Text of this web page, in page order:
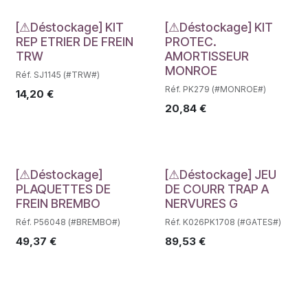
Déstockage
[⚠Déstockage] KIT
REP ETRIER DE FREIN
TRW
Réf. SJ1145 (#TRW#)
14,20 €
Déstockage
[⚠Déstockage] KIT
PROTEC.
AMORTISSEUR
MONROE
Réf. PK279 (#MONROE#)
20,84€
Déstockage
[⚠Déstockage]
PLAQUETTES DE
FREIN BREMBO
Réf. P56048 (#BREMBO#)
49,37 €
Déstockage
[⚠Déstockage] JEU
DE COURR TRAP A
NERVURES G
Réf. K026PK1708 (#GATES#)
89,53€